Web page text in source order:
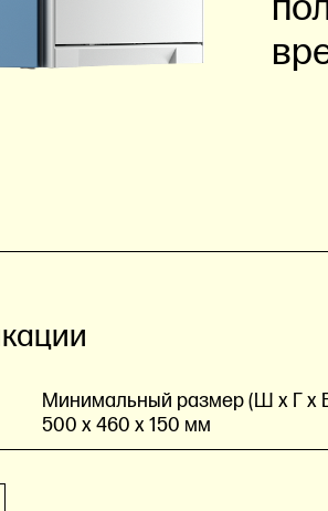
Минимальный размер (Ш x Г x
500 x 460 x 150 мм